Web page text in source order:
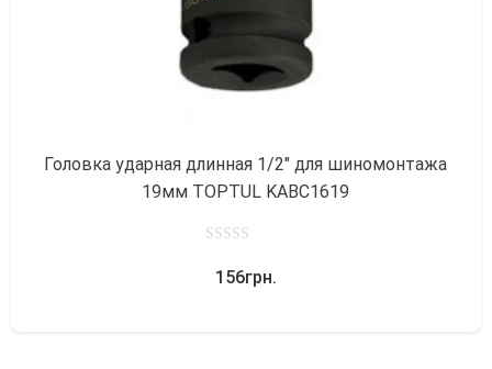
Головка ударная длинная 1/2″ для шиномонтажа
19мм TOPTUL KABC1619
out156грн.